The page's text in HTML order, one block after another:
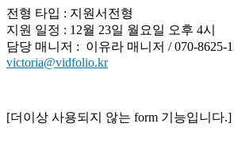
전형 타입 : 지원서전형
지원 일정 : 12월 23일 월요일 오후 4시
담당 매니저 : 이유라 매니저 / 070-8625-
victoria@vidfolio.kr
[더이상 사용되지 않는 form 기능입니다.]